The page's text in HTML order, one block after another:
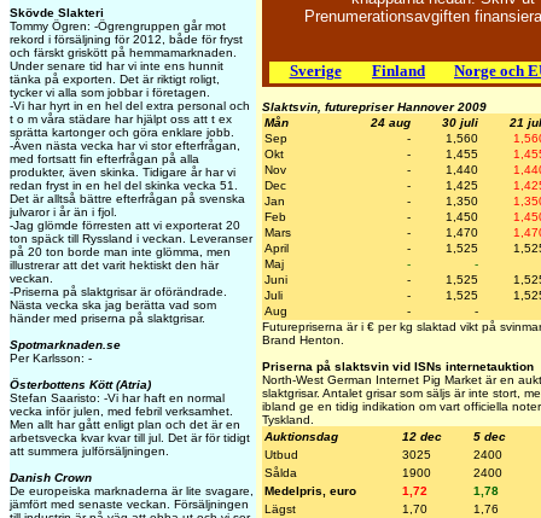
Skövde Slakteri
Tommy Ögren: -Ögrengruppen går mot
rekord i försäljning för 2012, både för fryst
och färskt griskött på hemmamarknaden.
Under senare tid har vi inte ens hunnit
tänka på exporten. Det är riktigt roligt,
tycker vi alla som jobbar i företagen.
-Vi har hyrt in en hel del extra personal och
t o m våra städare har hjälpt oss att t ex
sprätta kartonger och göra enklare jobb.
-Även nästa vecka har vi stor efterfrågan,
med fortsatt fin efterfrågan på alla
produkter, även skinka. Tidigare år har vi
redan fryst in en hel del skinka vecka 51.
Det är alltså bättre efterfrågan på svenska
julvaror i år än i fjol.
-Jag glömde förresten att vi exporterat 20
ton späck till Ryssland i veckan. Leveranser
på 20 ton borde man inte glömma, men
illustrerar att det varit hektiskt den här
veckan.
-Priserna på slaktgrisar är oförändrade.
Nästa vecka ska jag berätta vad som
händer med priserna på slaktgrisar.
Spotmarknaden.se
Per Karlsson: -
Österbottens Kött (Atria)
Stefan Saaristo: -Vi har haft en normal
vecka inför julen, med febril verksamhet.
Men allt har gått enligt plan och det är en
arbetsvecka kvar kvar till jul. Det är för tidigt
att summera julförsäljningen.
Danish Crown
De europeiska marknaderna är lite svagare,
jämfört med senaste veckan. Försäljningen
Prenumerationsavgiften
Sverige Finland Norge och
Slaktsvin, futurepriser Hannover 2009
Mån
24 aug 30 juli
21
Sep
- 1,560
Okt
- 1,455
Nov
- 1,440
Dec
- 1,425
Jan
- 1,350
Feb
- 1,450
Mars
- 1,470
April
- 1,525
Maj
-
-
Juni
- 1,525
Juli
- 1,525
Aug
-
-
Futurepriserna är i € per kg slaktad vikt på
Brand Henton.
Priserna på slaktsvin vid ISNs internetauktion
North-West German Internet Pig Market är en
slaktgrisar. Antalet grisar som säljs är inte stort,
ibland ge en tidig indikation om vart officiella
Tyskland.
Auktionsdag
12 dec
5 dec
Utbud
3025
2400
Sålda
1900
2400
Medelpris, euro
1,72
1,78
Lägst
1,70 1,76